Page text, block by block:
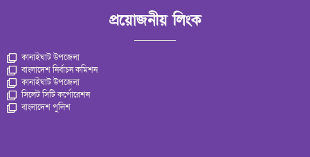
প্রয়োজনীয় লিংক
কানাইঘাট উপজেলা
বাংলাদেশ নির্বাচন কমিশন
কানাইঘাট উপজেলা
সিলেট সিটি কর্পোরেশন
বাংলাদেশ পুলিশ